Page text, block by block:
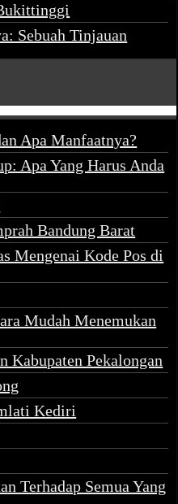
Sebuah Tinjauan
Apa Manfaatnya?
Apa Yang Harus Anda
Bandung Barat
Mengenai Kode Pos di
Mudah Menemukan
Kabupaten Pekalongan
Kediri
Terhadap Semua Yang